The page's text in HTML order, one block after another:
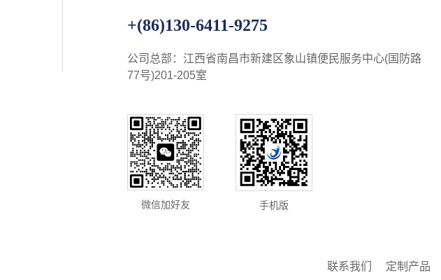
+(86)130-6411-9275
公司总部：江西省南昌市新建区象山镇便民服务中心(国防路
77号)201-205室
微信加好友 手机版
定制产品
联系我们